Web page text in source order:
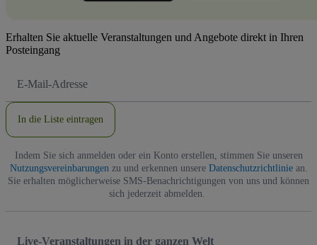
Erhalten Sie aktuelle Veranstaltungen und Angebote direkt in Ihren
Posteingang
Mail-
In die Liste eintragen
Indem Sie sich anmelden oder ein Konto erstellen, stimmen Sie unseren
Nutzungsvereinbarungen zu und erkennen unsere Datenschutzrichtliniean.
Sie erhalten möglicherweise SMS-Benachrichtigungen von uns und können
sich jederzeit abmelden.
Live-Veranstaltungen in der ganzen Welt